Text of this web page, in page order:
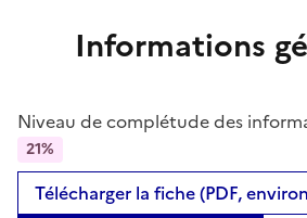
Informations
Niveau de complétude des
21%
Télécharger la fiche (PDF,